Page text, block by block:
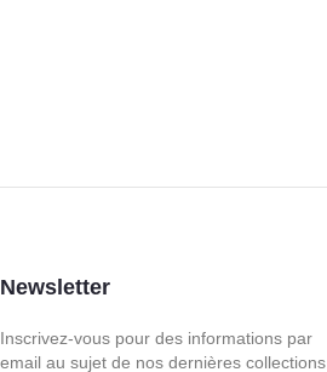
Newsletter
Inscrivez-vous pour des informations par
email au sujet de nos dernières collections